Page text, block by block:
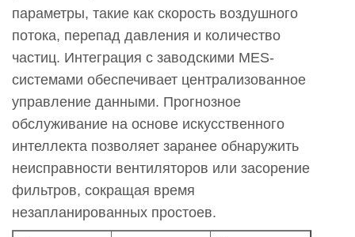
параметры, такие как скорость воздушного
потока, перепад давления и количество
частиц. Интеграция с заводскими MES-
системами обеспечивает централизованное
управление данными. Прогнозное
обслуживание на основе искусственного
интеллекта позволяет заранее обнаружить
неисправности вентиляторов или засорение
фильтров, сокращая время
незапланированных простоев.